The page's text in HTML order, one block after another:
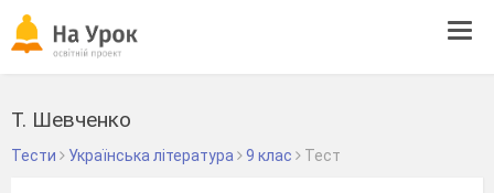
Т. Шевченко
Тести Українська література 9 клас Тест